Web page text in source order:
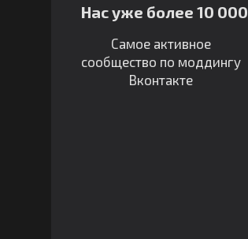
Нас уже более 10 000
Самое активное
сообщество по моддингу
Вконтакте